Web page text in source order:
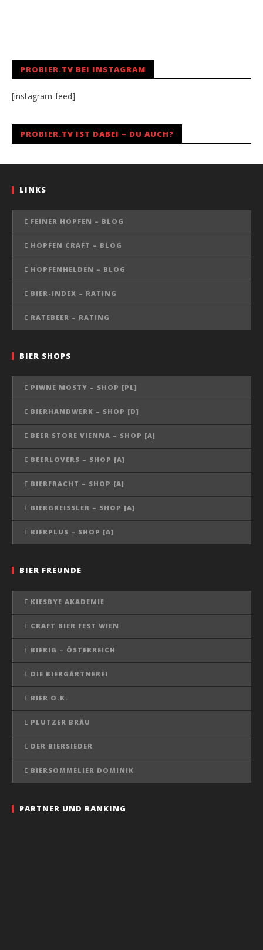
PROBIER.TV BEI INSTAGRAM
[instagram-feed]
PROBIER.TV IST DABEI – DU AUCH?
LINKS
FEINER HOPFEN – BLOG
HOPFEN CRAFT – BLOG
HOPFENHELDEN – BLOG
BIER-INDEX – RATING
RATEBEER – RATING
BIER SHOPS
PIWNE MOSTY – SHOP [PL]
BIERHANDWERK – SHOP [D]
BEER STORE VIENNA – SHOP [A]
BEERLOVERS – SHOP [A]
BIERFRACHT – SHOP [A]
BIERGREISSLER – SHOP [A]
BIERPLUS – SHOP [A]
BIER FREUNDE
KIESBYE AKADEMIE
CRAFT BIER FEST WIEN
BIERIG – ÖSTERREICH
DIE BIERGÄRTNEREI
BIER O.K.
PLUTZER BRÄU
DER BIERSIEDER
BIERSOMMELIER DOMINIK
PARTNER UND RANKING